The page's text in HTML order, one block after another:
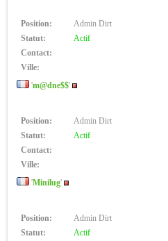
Position:
Admin Dirt
Statut:
Actif
Contact:
Ville:
'm@dne$$'
Position:
Admin Dirt
Statut:
Actif
Contact:
Ville:
'Minilug'
Position:
Admin Dirt
Statut:
Actif